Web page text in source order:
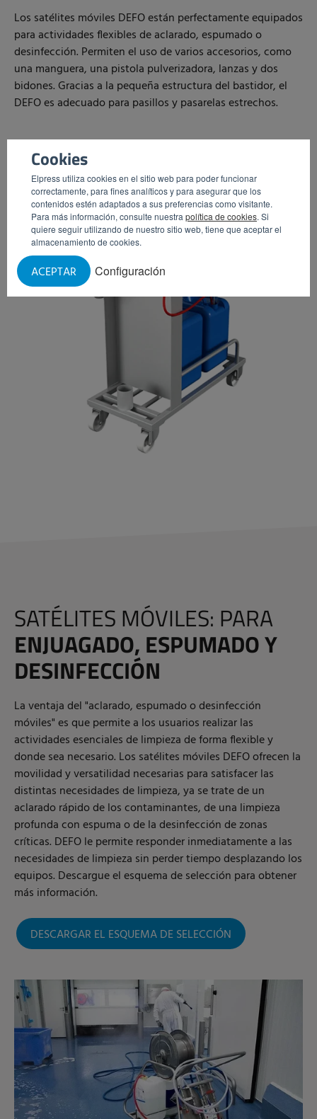
Cookies
Elpress utiliza cookies en el sitio web para poder funcionar
correctamente, para fines analíticos y para asegurar que los
contenidos estén adaptados a sus preferencias como visitante.
Para más información, consulte nuestra política de cookies. Si
quiere seguir utilizando de nuestro sitio web, tiene que aceptar el
almacenamiento de cookies.
Configuración
ACEPTAR
Los satélites móviles DEFO están perfectamente equipados
para actividades flexibles de aclarado, espumado o
desinfección. Permiten el uso de varios accesorios, como
una manguera, una pistola pulverizadora, lanzas y dos
bidones. Gracias a la pequeña estructura del bastidor, el
DEFO es adecuado para pasillos y pasarelas estrechos.
SATÉLITES MÓVILES: PARA
ENJUAGADO, ESPUMADO Y
DESINFECCIÓN
La ventaja del "aclarado, espumado o desinfección
móviles" es que permite a los usuarios realizar las
actividades esenciales de limpieza de forma flexible y
donde sea necesario. Los satélites móviles DEFO ofrecen la
movilidad y versatilidad necesarias para satisfacer las
distintas necesidades de limpieza, ya se trate de un
aclarado rápido de los contaminantes, de una limpieza
profunda con espuma o de la desinfección de zonas
críticas. DEFO le permite responder inmediatamente a las
necesidades de limpieza sin perder tiempo desplazando los
equipos. Descargue el esquema de selección para obtener
más información.
DESCARGAR EL ESQUEMA DE SELECCIÓN